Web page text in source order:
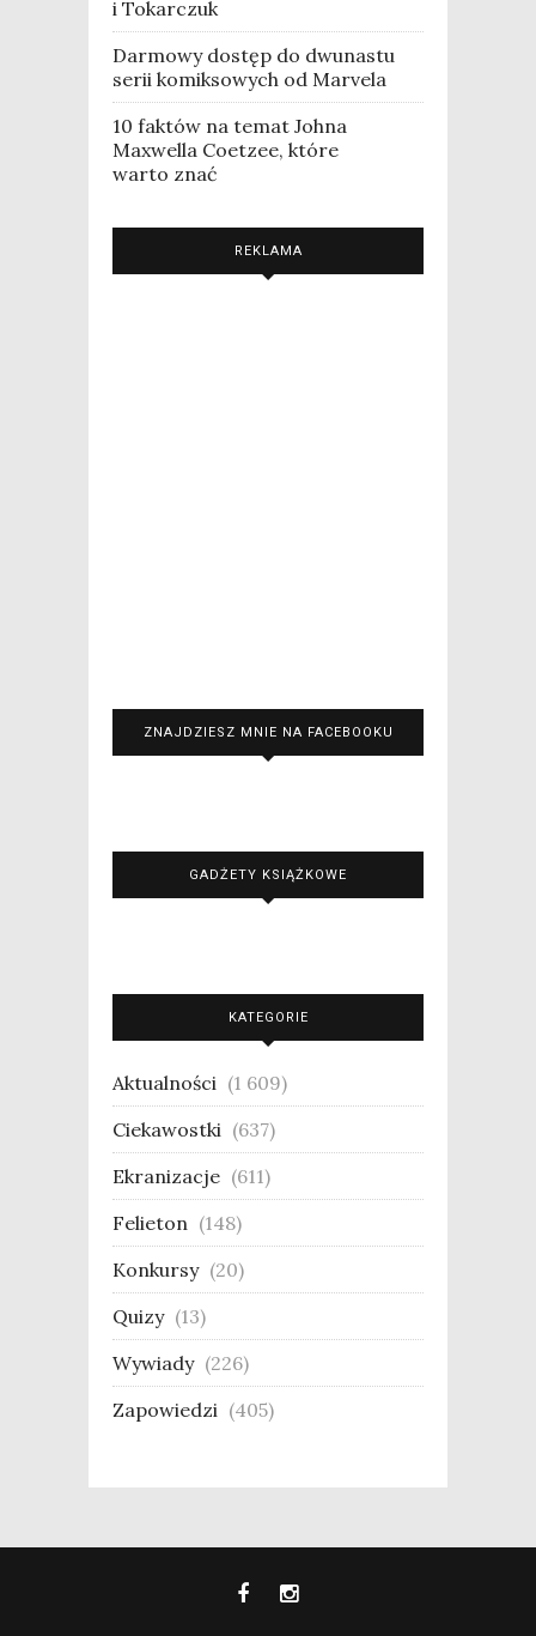
i Tokarczuk
Darmowy dostęp do dwunastu
serii komiksowych od Marvela
10 faktów na temat Johna
Maxwella Coetzee, które
warto znać
REKLAMA
ZNAJDZIESZ MNIE NA FACEBOOKU
GADŻETY KSIĄŻKOWE
KATEGORIE
Aktualności (1 609)
Ciekawostki (637)
Ekranizacje (611)
Felieton (148)
Konkursy (20)
Quizy (13)
Wywiady (226)
Zapowiedzi (405)